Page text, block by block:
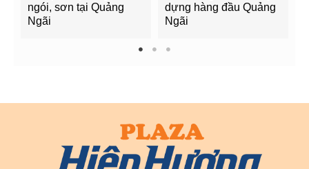
ngói, sơn tại Quảng
Ngãi
dựng hàng đầu Quảng
Ngãi
1 2 3